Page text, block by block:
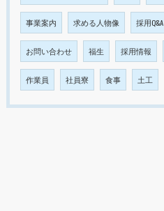
事業案内 求める人物像 採用Q&A
お問い合わせ 福生 採用情報
作業員 社員寮 食事 土工